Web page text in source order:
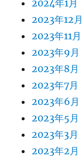
2024年1月
2023年12月
2023年11月
2023年9月
2023年8月
2023年7月
2023年6月
2023年5月
2023年3月
2023年2月